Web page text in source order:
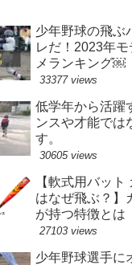
少年野球の飛ぶ
レだ！2023年モ
メランキング￼
33377 views
低学年から活躍
ンスや才能では
す。
30605 views
【軟式用バット
はなぜ飛ぶ？】
が持つ特徴とは
27103 views
少年野球選手に